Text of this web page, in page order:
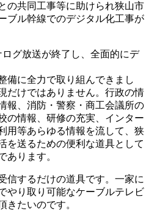
の共同工事等に助けられ狭山市
ブル幹線でのデジタル化工事が
グ放送が終了し、全面的にデ
備に全力で取り組んできまし
だけではありません。行政の情
報、消防・警察・商工会議所の
の情報、研修の充実、インター
用等あらゆる情報を流して、狭
を送るための便利な道具として
あります。
信するだけの道具です。一家に
やり取り可能なケーブルテレビ
きたいのです。